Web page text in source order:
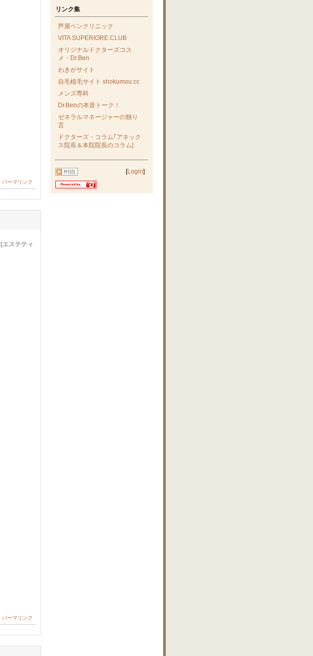
パーマリンク
[エステティ
パーマリンク
リンク集
芦屋ベンクリニック
VITA SUPERIORE CLUB
オリジナルドクターズコス
メ・Dr.Ben
わきがサイト
自毛植毛サイト shokumou.cc
メンズ専科
Dr.Benの本音トーク！
ゼネラルマネージャーの独り
言
ドクターズ・コラム｢アネック
ス院長＆本院院長のコラム]
[Login]